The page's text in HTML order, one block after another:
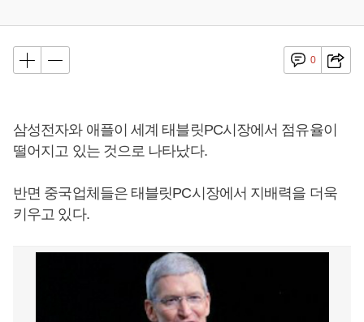
0
삼성전자와 애플이 세계 태블릿PC시장에서 점유율이
떨어지고 있는 것으로 나타났다.
반면 중국업체들은 태블릿PC시장에서 지배력을 더욱
키우고 있다.